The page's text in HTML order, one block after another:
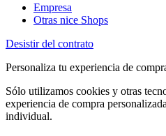
Empresa
Otras nice Shops
Desistir del contrato
Personaliza tu experiencia de
Sólo utilizamos cookies y otras
experiencia de compra
individual.